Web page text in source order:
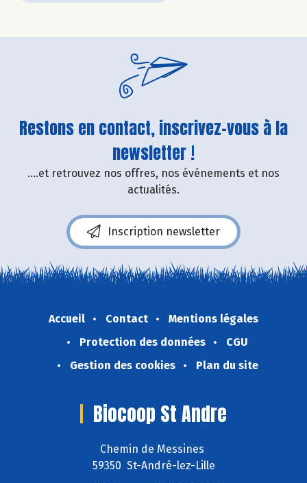
Restons en contact, inscrivez-vous à la
newsletter !
....et retrouvez nos offres, nos événements et nos
actualités.
Inscription newsletter
Accueil Contact
Mentions légales
Protection des données
CGU
Gestion des cookies
Plan du site
Biocoop St Andre
Chemin de Messines
59350 St-André-lez-Lille